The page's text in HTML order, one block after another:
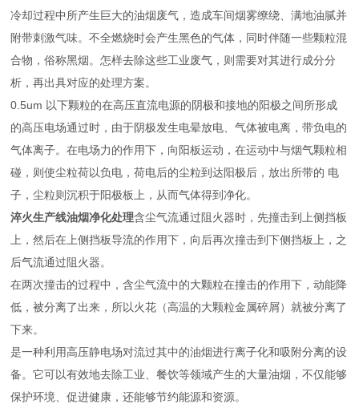
冷却过程中所产生巨大的油烟废气，造成车间烟雾缭绕、满地油腻并
附带刺激气味。不全燃烧时会产生黑色的气体，同时伴随一些颗粒混
合物，俗称黑烟。怎样去除这些工业废气，则需要对其进行成分分
析，再出具对应的处理方案。
0.5um 以下颗粒的在高压直流电源的阴极和接地的阳极之间所形成
的高压电场通过时，由于阴极发生电晕放电、气体被电离，带负电的
气体离子。在电场力的作用下，向阳板运动，在运动中与烟气颗粒相
碰，则使尘粒荷以负电，荷电后的尘粒到达阳极后，放出所带的 电
子，尘粒则沉积于阳极板上，从而气体得到净化。
淬火生产线油烟净化处理含尘气流通过阻火器时，先撞击到上侧挡板
上，然后在上侧挡板导流的作用下，向后再次撞击到下侧挡板上，之
后气流通过阻火器。
在两次撞击的过程中，含尘气流中的大颗粒在撞击的作用下，动能降
低，被分离了出来，所以火花（高温的大颗粒金属碎屑）就被分离了
下来。
是一种利用高压静电场对流过其中的油烟进行离子化和吸附分离的设
备。它可以有效地去除工业、餐饮等领域产生的大量油烟，不仅能够
保护环境、促进健康，还能够节约能源和资源。